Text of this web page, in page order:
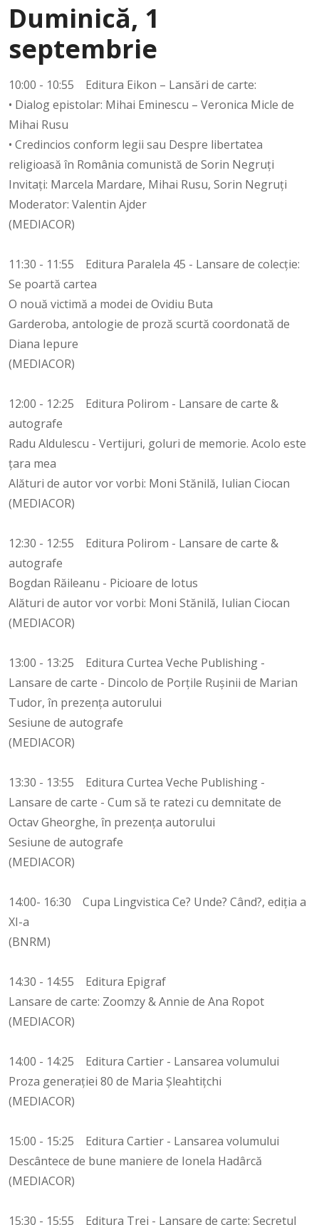
Duminică, 1
septembrie
10:00 - 10:55 Editura Eikon – Lansări de carte:
• Dialog epistolar: Mihai Eminescu – Veronica Micle de
Mihai Rusu
• Credincios conform legii sau Despre libertatea
religioasă în România comunistă de Sorin Negruți
Invitați: Marcela Mardare, Mihai Rusu, Sorin Negruți
Moderator: Valentin Ajder
(MEDIACOR)
11:30 - 11:55 Editura Paralela 45 - Lansare de colecție:
Se poartă cartea
O nouă victimă a modei de Ovidiu Buta
Garderoba, antologie de proză scurtă coordonată de
Diana Iepure
(MEDIACOR)
12:00 - 12:25 Editura Polirom - Lansare de carte &
autografe
Radu Aldulescu - Vertijuri, goluri de memorie. Acolo este
ţara mea
Alături de autor vor vorbi: Moni Stănilă, Iulian Ciocan
(MEDIACOR)
12:30 - 12:55 Editura Polirom - Lansare de carte &
autografe
Bogdan Răileanu - Picioare de lotus
Alături de autor vor vorbi: Moni Stănilă, Iulian Ciocan
(MEDIACOR)
13:00 - 13:25 Editura Curtea Veche Publishing -
Lansare de carte - Dincolo de Porțile Rușinii de Marian
Tudor, în prezența autorului
Sesiune de autografe
(MEDIACOR)
13:30 - 13:55 Editura Curtea Veche Publishing -
Lansare de carte - Cum să te ratezi cu demnitate de
Octav Gheorghe, în prezența autorului
Sesiune de autografe
(MEDIACOR)
14:00- 16:30 Cupa Lingvistica Ce? Unde? Când?, ediția a
XI-a
(BNRM)
14:30 - 14:55 Editura Epigraf
Lansare de carte: Zoomzy & Annie de Ana Ropot
(MEDIACOR)
14:00 - 14:25 Editura Cartier - Lansarea volumului
Proza generației 80 de Maria Șleahtițchi
(MEDIACOR)
15:00 - 15:25 Editura Cartier - Lansarea volumului
Descântece de bune maniere de Ionela Hadârcă
(MEDIACOR)
15:30 - 15:55 Editura Trei - Lansare de carte: Secretul